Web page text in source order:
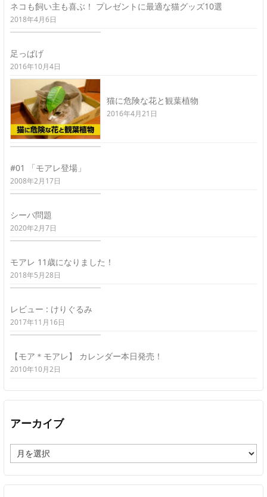
ネコも飼い主も喜ぶ！ プレゼントに最適な猫グッズ10選
2018年4月6日
足っぱげ
2016年10月4日
猫に危険な花と観葉植物
2016年4月21日
#01 「モアレ登場」
2008年2月17日
シーバ問題
2020年2月7日
モアレ 11歳になりました！
2018年5月28日
レビュー : けりぐるみ
2017年11月16日
【モア＊モアレ】 カレンダー本日発売！
2010年10月2日
アーカイブ
ー
カ
イ